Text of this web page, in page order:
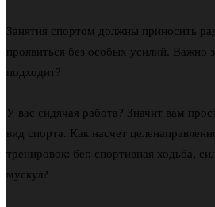
Занятия спортом должны приносить
проявиться без особых усилий. Важно
подходит?
У вас сидячая работа? Значит вам
вид спорта. Как насчет
тренировок: бег, спортивная ходьба,
мускул?